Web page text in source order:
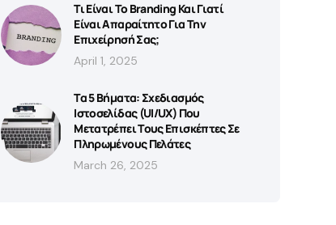
Τι Είναι Το Branding Και Γιατί
Είναι Απαραίτητο Για Την
Επιχείρησή Σας;
April 1, 2025
Τα 5 Βήματα: Σχεδιασμός
Ιστοσελίδας (UI/UX) Που
Μετατρέπει Τους Επισκέπτες Σε
Πληρωμένους Πελάτες
March 26, 2025